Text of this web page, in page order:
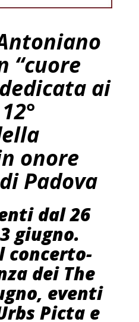
“cuore
ai
onore
Padova
dal 26
giugno.
concerto-
dei The
eventi
Picta e